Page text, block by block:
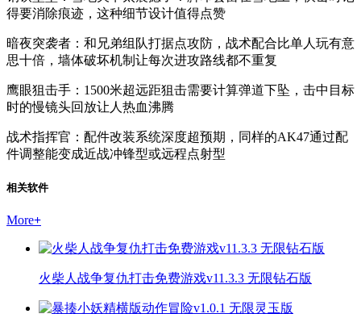
得要消除痕迹，这种细节设计值得点赞
暗夜突袭者：和兄弟组队打据点攻防，战术配合比单人玩有意
思十倍，墙体破坏机制让每次进攻路线都不重复
鹰眼狙击手：1500米超远距狙击需要计算弹道下坠，击中目标
时的慢镜头回放让人热血沸腾
战术指挥官：配件改装系统深度超预期，同样的AK47通过配
件调整能变成近战冲锋型或远程点射型
相关软件
More+
火柴人战争复仇打击免费游戏v11.3.3 无限钻石版